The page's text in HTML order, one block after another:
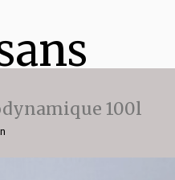
100l